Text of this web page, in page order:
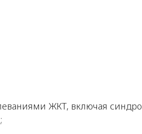
ЖКТ, включая